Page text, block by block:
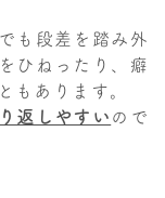
も段差を踏み外
ひねったり、癖
もあります。
返しやすいので